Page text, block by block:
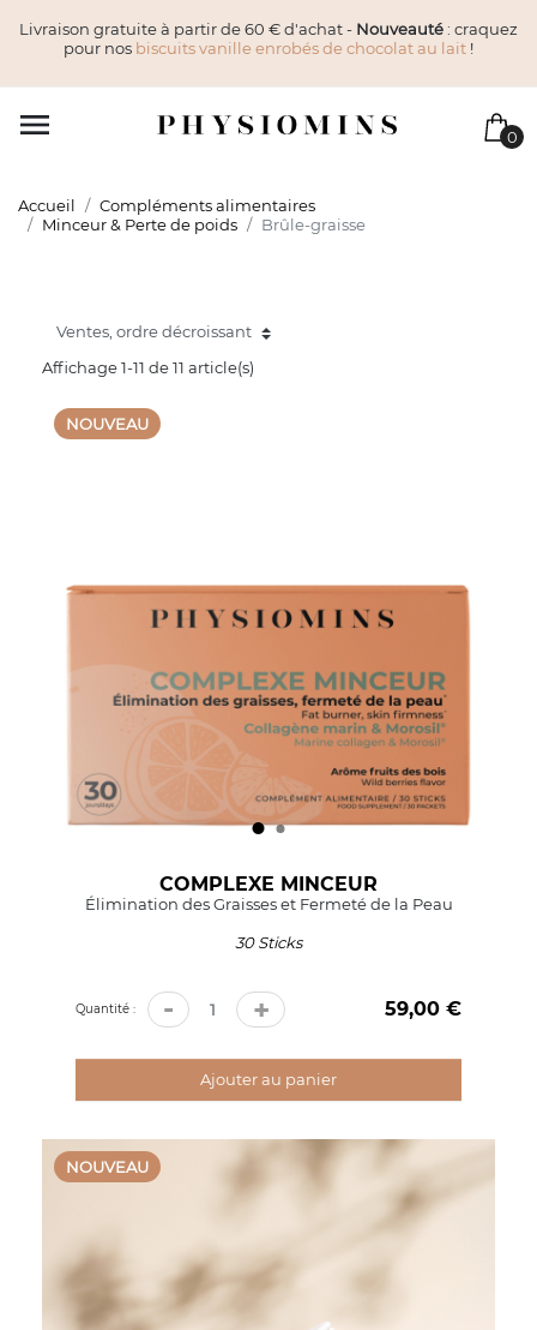
Livraison gratuite à partir de 60 € d'achat - Nouveauté: craquez
pour nos biscuits vanille enrobés de chocolat au lait !
 0
Accueil
Compléments alimentaires
Minceur & Perte de poids
Brûle-graisse
Affichage 1-11 de 11 article(s)
NOUVEAU
COMPLEXE MINCEUR
Élimination des Graisses et Fermeté de la Peau
30 Sticks
Quantité : - + Prix
59,00 €
Ajouter au panier
NOUVEAU